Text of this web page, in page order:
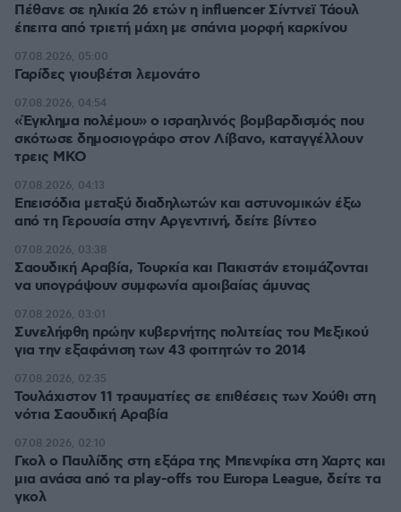
Πέθανε σε ηλικία 26 ετών η influencer Σίντνεϊ Τάουλ
έπειτα από τριετή μάχη με σπάνια μορφή καρκίνου
Γαρίδες γιουβέτσι λεμονάτο
07.08.2026, 05:00
«Έγκλημα πολέμου» ο ισραηλινός βομβαρδισμός που
σκότωσε δημοσιογράφο στον Λίβανο, καταγγέλλουν
τρεις ΜΚΟ
07.08.2026, 04:54
Επεισόδια μεταξύ διαδηλωτών και αστυνομικών έξω
από τη Γερουσία στην Αργεντινή, δείτε βίντεο
07.08.2026, 04:13
Σαουδική Αραβία, Τουρκία και Πακιστάν ετοιμάζονται
να υπογράψουν συμφωνία αμοιβαίας άμυνας
07.08.2026, 03:38
Συνελήφθη πρώην κυβερνήτης πολιτείας του Μεξικού
για την εξαφάνιση των 43 φοιτητών το 2014
07.08.2026, 03:01
Τουλάχιστον 11 τραυματίες σε επιθέσεις των Χούθι στη
νότια Σαουδική Αραβία
07.08.2026, 02:35
Γκολ ο Παυλίδης στη εξάρα της Μπενφίκα στη Χαρτς και
μια ανάσα από τα play-offs του Europa League, δείτε τα
γκολ
07.08.2026, 02:10